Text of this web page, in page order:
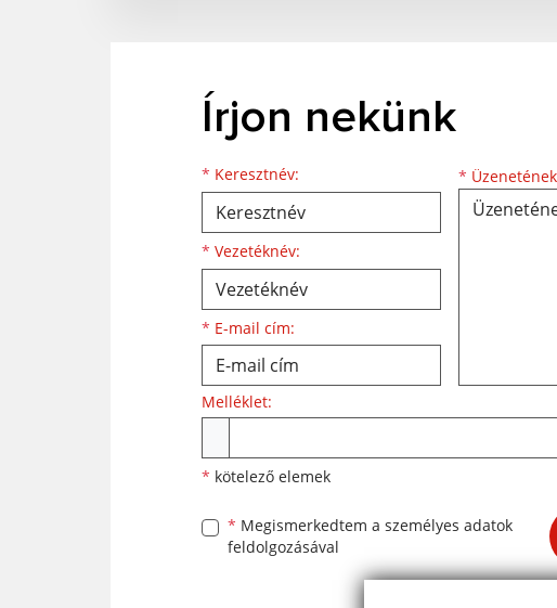
Írjon nekünk
* Keresztnév:
Keresztnév
* Vezetéknév:
Vezetéknév
* E-mail cím:
E-mail cím *
Melléklet:
* kötelező elemek
* Megismerkedtem a személyes adatok
feldolgozásával